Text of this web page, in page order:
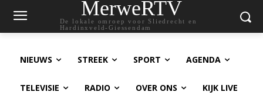
MerweRTV
De lokale omroep voor Sliedrecht en
Hardinxveld-Giessendam
NIEUWS STREEK SPORT AGENDA
TELEVISIE RADIO OVER ONS KIJK LIVE